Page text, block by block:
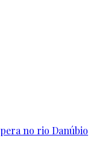
no rio Danúbio